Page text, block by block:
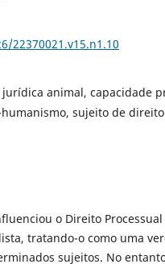
22370021.v15.n1.10
animal, capacidade
sujeito de direito
o Direito Processual
tratando-o como uma
sujeitos. No